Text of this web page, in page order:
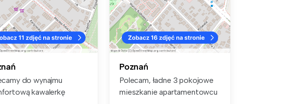
do wynajmu
kawalerkę
Poznań
Polecam, ładne 3 pokojowe
mieszkanie apartamentowcu